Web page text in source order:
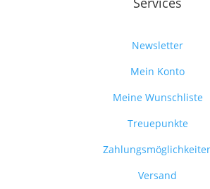
Newsletter
Mein Konto
Meine Wunschliste
Treuepunkte
Versand